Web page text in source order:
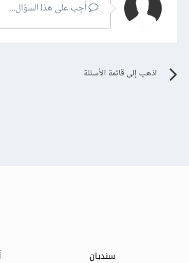
أجب على هذا السؤال...
اذهب إلى قائمة الأسئلة